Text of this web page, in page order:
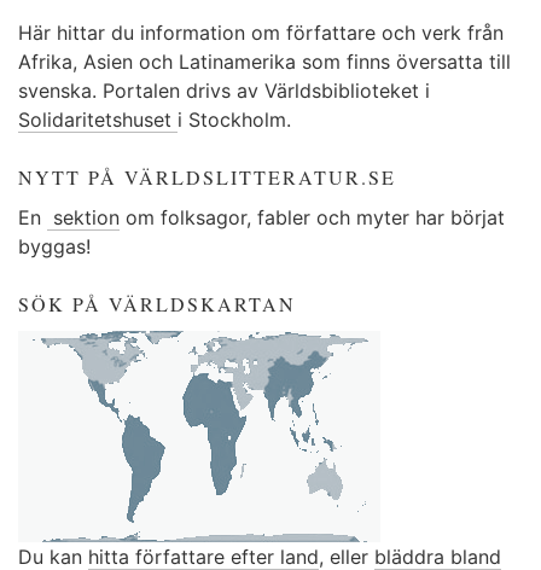
Här hittar du information om författare och verk från
Afrika, Asien och Latinamerika som finns översatta till
svenska. Portalen drivs av Världsbiblioteket i
Solidaritetshuset i Stockholm.
NYTT PÅ VÄRLDSLITTERATUR.SE
En sektion om folksagor, fabler och myter har börjat
byggas!
SÖK PÅ VÄRLDSKARTAN
Du kan hitta författare efter land, eller bläddra bland